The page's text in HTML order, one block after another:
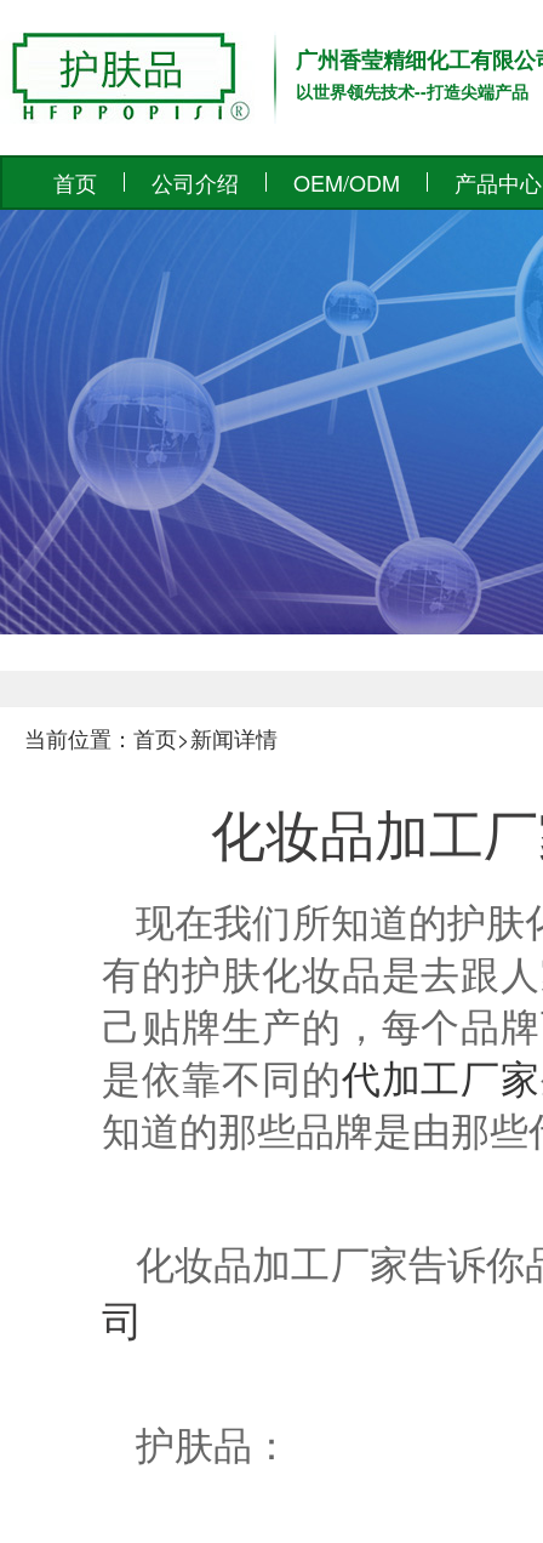
广州香莹精细化工有限公
以世界领先技术--打造尖端产品
首页 公司介绍 OEM/ODM 产品中心
当前位置：首页>新闻详情
化妆品加工
现在我们所知道的护肤
有的护肤化妆品是去跟
己贴牌生产的，每个品
是依靠不同的代加工厂家
知道的那些品牌是由那
化妆品加工厂家告诉你
司
护肤品：